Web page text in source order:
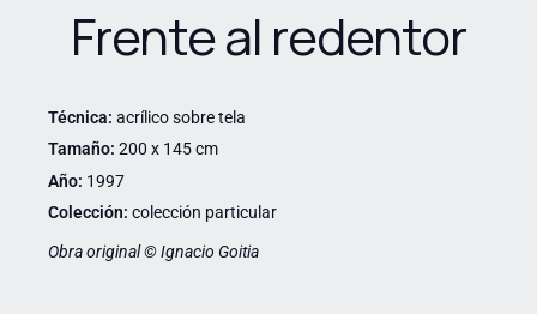
Frente al redentor
Técnica: acrílico sobre tela
Tamaño: 200 x 145 cm
Año: 1997
Colección: colección particular
Obra original © Ignacio Goitia